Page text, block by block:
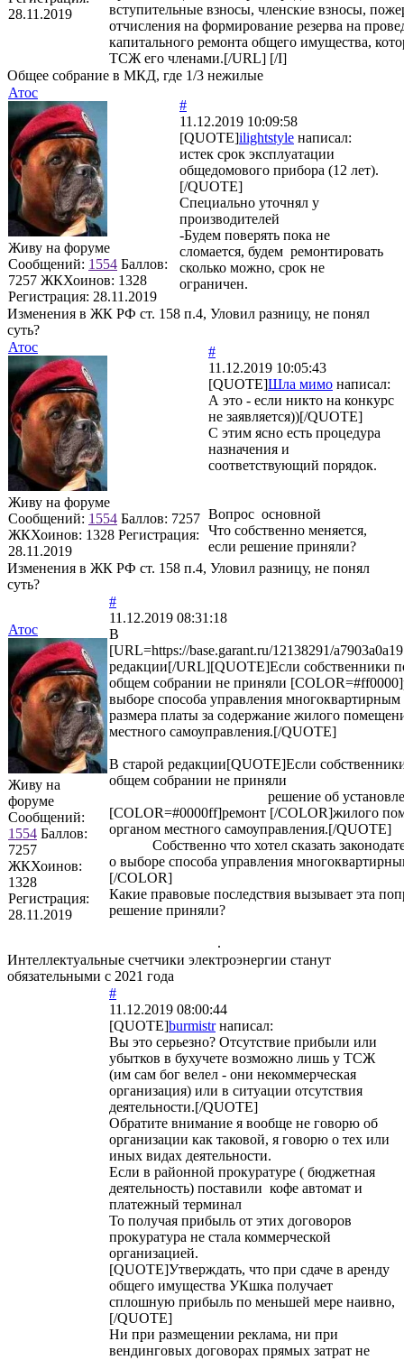
28.11.2019
вступительные взносы, членские взносы,
отчисления на формирование резерва на
капитального ремонта общего имущества,
ТСЖ его членами.[/URL] [/I]
Общее собрание в МКД, где 1/3 нежилые
Атос
Живу на форуме
Сообщений: 1554 Баллов:
7257 ЖКХоинов: 1328
Регистрация: 28.11.2019
#
11.12.2019 10:09:58
[QUOTE]ilightstyle написал:
истек срок эксплуатации
общедомового прибора (12 лет).
[/QUOTE]
Специально уточнял у
производителей
-Будем поверять пока не
сломается, будем ремонтировать
сколько можно, срок не
ограничен.
Изменения в ЖК РФ ст. 158 п.4, Уловил разницу, не понял
суть?
Атос
Живу на форуме
Сообщений: 1554 Баллов: 7257
ЖКХоинов: 1328 Регистрация:
28.11.2019
#
11.12.2019 10:05:43
[QUOTE]Шла мимо написал:
А это - если никто на конкурс
не заявляется))[/QUOTE]
C этим ясно есть процедура
назначения и
соответствующий порядок.
Вопрос основной
Что собственно меняется,
если решение приняли?
Изменения в ЖК РФ ст. 158 п.4, Уловил разницу, не понял
суть?
Атос
Живу на
форуме
Сообщений:
1554 Баллов:
7257
ЖКХоинов:
1328
Регистрация:
28.11.2019
#
11.12.2019 08:31:18
В
[URL=https://base.garant.ru/12138291/
редакции[/URL][QUOTE]Если собственники
общем собрании не приняли
выборе способа управления
размера платы за содержание жилого
местного самоуправления.[/QUOTE]
В старой редакции[QUOTE]Если
общем собрании не приняли
решение об установлении
[COLOR=#0000ff]ремонт [/COLOR]жилого
органом местного самоуправления.[/QUOTE]
Собственно что хотел сказать
о выборе способа управления
[/COLOR]
Какие правовые последствия вызывает эта
решение приняли?
.
Интеллектуальные счетчики электроэнергии станут
обязательными с 2021 года
#
11.12.2019 08:00:44
[QUOTE]burmistrнаписал:
Вы это серьезно? Отсутствие прибыли или
убытков в бухучете возможно лишь у ТСЖ
(им сам бог велел - они некоммерческая
организация) или в ситуации отсутствия
деятельности.[/QUOTE]
Обратите внимание я вообще не говорю об
организации как таковой, я говорю о тех или
иных видах деятельности.
Если в районной прокуратуре ( бюджетная
деятельность) поставили кофе автомат и
платежный терминал
То получая прибыль от этих договоров
прокуратура не стала коммерческой
организацией.
[QUOTE]Утверждать, что при сдаче в аренду
общего имущества УКшка получает
сплошную прибыль по меньшей мере наивно,
[/QUOTE]
Ни при размещении реклама, ни при
вендинговых договорах прямых затрат не